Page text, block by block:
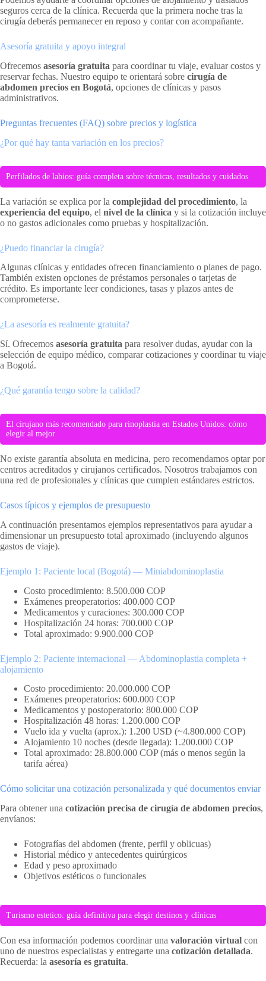
seguros cerca de la clínica. Recuerda que la primera noche tras la
cirugía deberás permanecer en reposo y contar con acompañante.
Asesoría gratuita y apoyo integral
Ofrecemos asesoría gratuita para coordinar tu viaje, evaluar costos y
reservar fechas. Nuestro equipo te orientará sobre cirugía de
abdomen precios en Bogotá, opciones de clínicas y pasos
administrativos.
Preguntas frecuentes (FAQ) sobre precios y logística
¿Por qué hay tanta variación en los precios?
Perfilados de labios: guía completa sobre técnicas, resultados y cuidados
La variación se explica por la complejidad del procedimiento, la
experiencia del equipo, el nivel de la clínica y si la cotización incluye
o no gastos adicionales como pruebas y hospitalización.
¿Puedo financiar la cirugía?
Algunas clínicas y entidades ofrecen financiamiento o planes de pago.
También existen opciones de préstamos personales o tarjetas de
crédito. Es importante leer condiciones, tasas y plazos antes de
comprometerse.
¿La asesoría es realmente gratuita?
Sí. Ofrecemos asesoría gratuita para resolver dudas, ayudar con la
selección de equipo médico, comparar cotizaciones y coordinar tu viaje
a Bogotá.
¿Qué garantía tengo sobre la calidad?
El cirujano más recomendado para rinoplastia en Estados Unidos: cómo
elegir al mejor
No existe garantía absoluta en medicina, pero recomendamos optar por
centros acreditados y cirujanos certificados. Nosotros trabajamos con
una red de profesionales y clínicas que cumplen estándares estrictos.
Casos típicos y ejemplos de presupuesto
A continuación presentamos ejemplos representativos para ayudar a
dimensionar un presupuesto total aproximado (incluyendo algunos
gastos de viaje).
Ejemplo 1: Paciente local (Bogotá) — Miniabdominoplastia
Costo procedimiento: 8.500.000 COP
Exámenes preoperatorios: 400.000 COP
Medicamentos y curaciones: 300.000 COP
Hospitalización 24 horas: 700.000 COP
Total aproximado: 9.900.000 COP
Ejemplo 2: Paciente internacional — Abdominoplastia completa +
alojamiento
Costo procedimiento: 20.000.000 COP
Exámenes preoperatorios: 600.000 COP
Medicamentos y postoperatorio: 800.000 COP
Hospitalización 48 horas: 1.200.000 COP
Vuelo ida y vuelta (aprox.): 1.200 USD (~4.800.000 COP)
Alojamiento 10 noches (desde llegada): 1.200.000 COP
Total aproximado: 28.800.000 COP (más o menos según la
tarifa aérea)
Cómo solicitar una cotización personalizada y qué documentos enviar
Para obtener una cotización precisa de cirugía de abdomen precios,
envíanos:
Fotografías del abdomen (frente, perfil y oblicuas)
Historial médico y antecedentes quirúrgicos
Edad y peso aproximado
Objetivos estéticos o funcionales
Turismo estetico: guía definitiva para elegir destinos y clínicas
Con esa información podemos coordinar una valoración virtual con
uno de nuestros especialistas y entregarte una cotización detallada.
Recuerda: la asesoría es gratuita.